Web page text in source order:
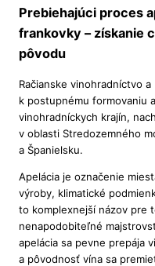
Prebiehajúci proces
frankovky – získanie
pôvodu
Račianske vinohradníctvo
k postupnému formovaniu
vinohradníckych krajín,
v oblasti Stredozemného
a Španielsku.
Apelácia je označenie
výroby, klimatické
to komplexnejší názov pre
nenapodobiteľné
apelácia sa pevne prepája
a pôvodnosť vína sa